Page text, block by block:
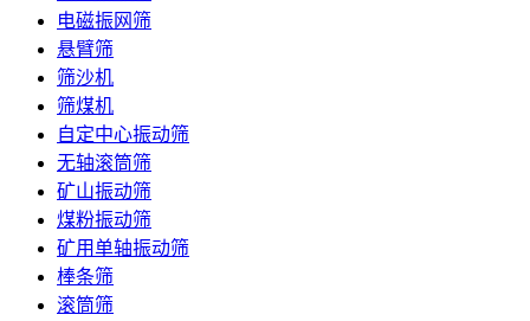
电磁振网筛
悬臂筛
筛沙机
筛煤机
自定中心振动筛
无轴滚筒筛
矿山振动筛
煤粉振动筛
矿用单轴振动筛
棒条筛
滚筒筛